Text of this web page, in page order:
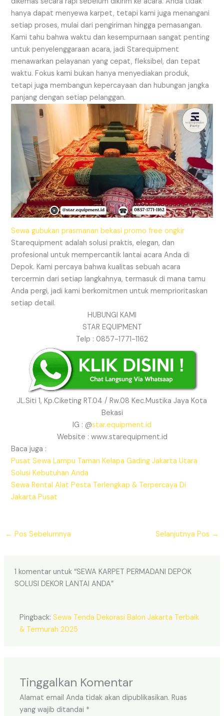
hanya dapat menyewa karpet, tetapi kami juga menangani
setiap proses, mulai dari pengiriman hingga pemasangan.
Kami tahu bahwa waktu dan kesempurnaan sangat penting
untuk penyelenggaraan acara, jadi Starequipment
menawarkan pelayanan yang cepat, fleksibel, dan tepat
waktu. Fokus kami bukan hanya menyediakan produk,
tetapi juga membangun kepercayaan dan hubungan jangka
panjang dengan setiap pelanggan.
Sewa gubukan prasmanan bekasi promo free ongkir
Starequipment adalah solusi praktis, elegan, dan
profesional untuk mempercantik lantai acara Anda di
Depok. Kami percaya bahwa kualitas sebuah acara
tercermin dari setiap langkahnya, termasuk di mana tamu
Anda pergi, jadi kami berkomitmen untuk memprioritaskan
setiap detail.
HUBUNGI KAMI
STAR EQUIPMENT
Telp : 0857-1771-1162
JL.Siti 1, Kp.Ciketing RT.04 / Rw.08 Kec.Mustika Jaya Kota
Bekasi
IG : @star.equipment.id
Website : www.starequipment.id
Baca juga :
Pusat Sewa Lampu Taman Kelapa Gading Jakarta Utara
Solusi Kebutuhan Anda
Sewa Rental Alat Pesta Terlengkap & Terpercaya Di
Jakarta Pusat
← Pos Sebelumnya Selanjutnya Pos →
1 komentar untuk “SEWA KARPET PERMADANI DEPOK
SOLUSI DEKOR LANTAI ANDA”
Pingback:Sewa Tenda Dekorasi Balon Jakarta Terbaik
& Termurah 2025
Tinggalkan Komentar
Alamat email Anda tidak akan dipublikasikan. Ruas
yang wajib ditandai *